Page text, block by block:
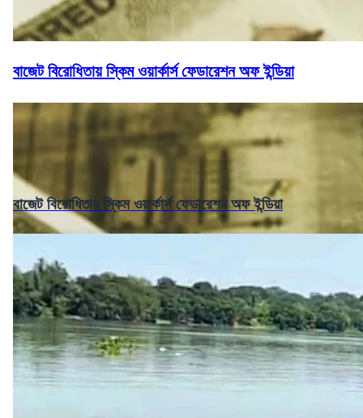
বাজেট বিরোধিতায় স্কিম ওয়ার্কার্স ফেডারেশন অফ ইন্ডিয়া
বাজেট বিরোধিতায় স্কিম ওয়ার্কার্স ফেডারেশন অফ ইন্ডিয়া